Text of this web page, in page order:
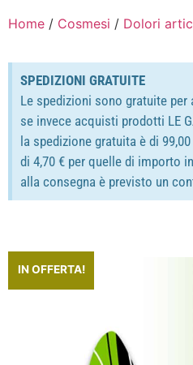
Home / Cosmesi / Dolori
SPEDIZIONI GRATUITE
Le spedizioni sono gratuite
se invece acquisti prodotti LE
la spedizione gratuita è di
di 4,70 € per quelle di importo
alla consegna è previsto un
IN OFFERTA!